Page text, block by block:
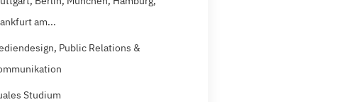
am...
Public Relations &
Studium